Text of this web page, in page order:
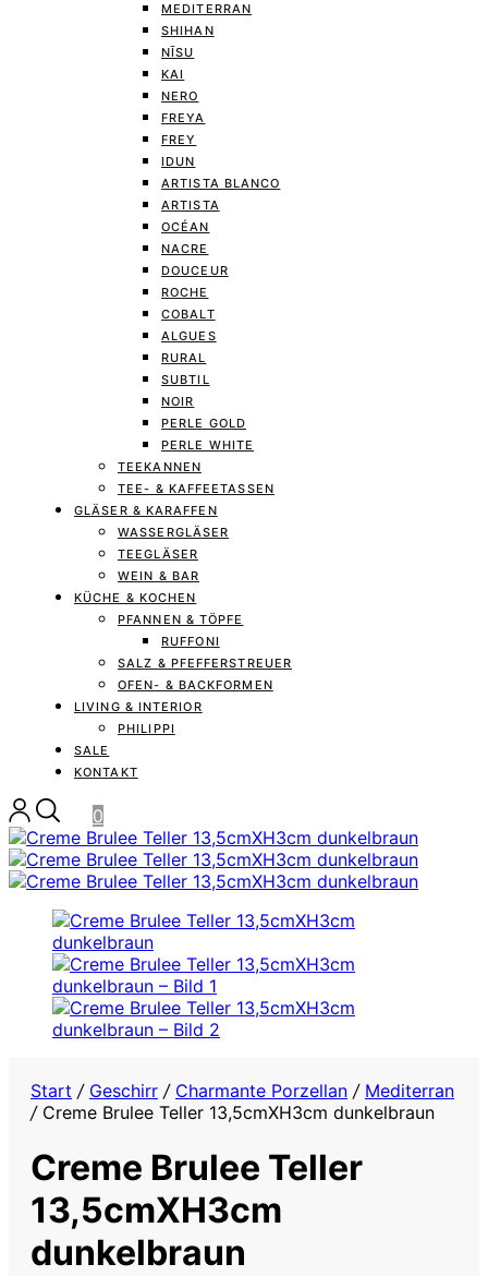
MEDITERRAN
SHIHAN
NĪSU
KAI
NERO
FREYA
FREY
IDUN
ARTISTA BLANCO
ARTISTA
OCÉAN
NACRE
DOUCEUR
ROCHE
COBALT
ALGUES
RURAL
SUBTIL
NOIR
PERLE GOLD
PERLE WHITE
TEEKANNEN
TEE- & KAFFEETASSEN
GLÄSER & KARAFFEN
WASSERGLÄSER
TEEGLÄSER
WEIN & BAR
KÜCHE & KOCHEN
PFANNEN & TÖPFE
RUFFONI
SALZ & PFEFFERSTREUER
OFEN- & BACKFORMEN
LIVING & INTERIOR
PHILIPPI
SALE
KONTAKT
0
Start / Geschirr / Charmante Porzellan / Mediterran
/Creme Brulee Teller 13,5cmXH3cm dunkelbraun
Creme Brulee Teller
13,5cmXH3cm
dunkelbraun